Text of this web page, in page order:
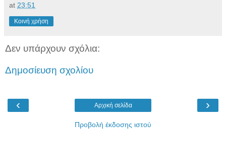
at 23:51
Κοινή χρήση
Δεν υπάρχουν σχόλια:
Δημοσίευση σχολίου
‹ ›
Αρχική σελίδα
Προβολή έκδοσης ιστού